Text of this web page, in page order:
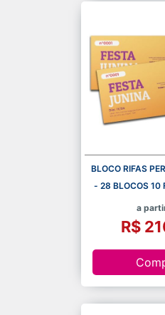
BLOCO RIFAS
- 28 BLOCOS 10
a
R$